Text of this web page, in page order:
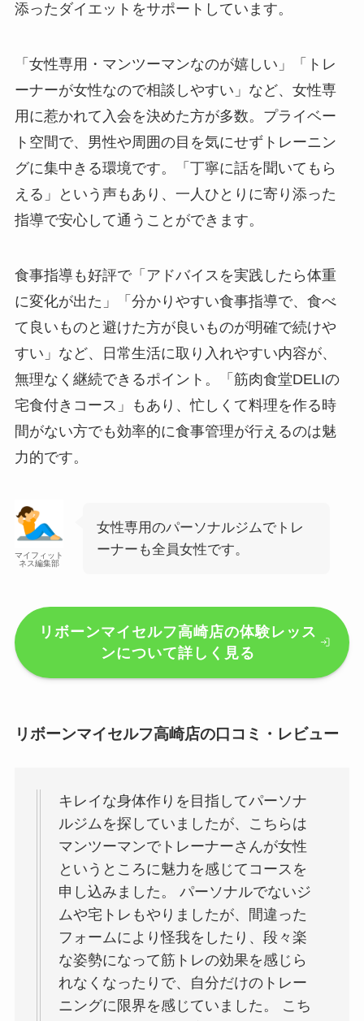
添ったダイエットをサポートしています。
「女性専用・マンツーマンなのが嬉しい」「トレ
ーナーが女性なので相談しやすい」など、女性専
用に惹かれて入会を決めた方が多数。プライベー
ト空間で、男性や周囲の目を気にせずトレーニン
グに集中きる環境です。「丁寧に話を聞いてもら
える」という声もあり、一人ひとりに寄り添った
指導で安心して通うことができます。
食事指導も好評で「アドバイスを実践したら体重
に変化が出た」「分かりやすい食事指導で、食べ
て良いものと避けた方が良いものが明確で続けや
すい」など、日常生活に取り入れやすい内容が、
無理なく継続できるポイント。「筋肉食堂DELIの
宅食付きコース」もあり、忙しくて料理を作る時
間がない方でも効率的に食事管理が行えるのは魅
力的です。
マイフィット
ネス編集部
女性専用のパーソナルジムでトレ
ーナーも全員女性です。
リボーンマイセルフ高崎店の体験レッス
ンについて詳しく見る
リボーンマイセルフ高崎店の口コミ・レビュー
キレイな身体作りを目指してパーソナ
ルジムを探していましたが、こちらは
マンツーマンでトレーナーさんが女性
というところに魅力を感じてコースを
申し込みました。 パーソナルでないジ
ムや宅トレもやりましたが、間違った
フォームにより怪我をしたり、段々楽
な姿勢になって筋トレの効果を感じら
れなくなったりで、自分だけのトレー
ニングに限界を感じていました。 こち